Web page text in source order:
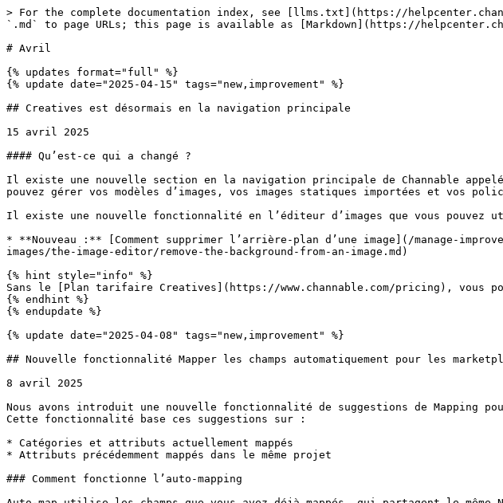
> For the complete documentation index, see [llms.txt](https://
`.md` to page URLs; this page is available as [Markdown](https://
# Avril
{% updates format="full" %}
{% update date="2025-04-15" tags="new,improvement" %}
## Creatives est désormais en la navigation principale
15 avril 2025
#### Qu’est-ce qui a changé ?
Il existe une nouvelle section en la navigation principale de Channable
pouvez gérer vos modèles d’images, vos images statiques importées et vos
Il existe une nouvelle fonctionnalité en l’éditeur d’images que vous
* **Nouveau :** [Comment supprimer l’arrière-plan d’une image](/manage-
images/the-image-editor/remove-the-background-from-an-image.md)
{% hint style="info" %}
Sans le [Plan tarifaire Creatives](https://www.channable.com/pricing), vous
{% endhint %}
{% endupdate %}
{% update date="2025-04-08" tags="new,improvement" %}
## Nouvelle fonctionnalité Mapper les champs automatiquement pour les
8 avril 2025
Nous avons introduit une nouvelle fonctionnalité de suggestions de Mapping
Cette fonctionnalité base ces suggestions sur :
* Catégories et attributs actuellement mappés
* Attributs précédemment mappés dans le même projet
### Comment fonctionne l’auto-mapping